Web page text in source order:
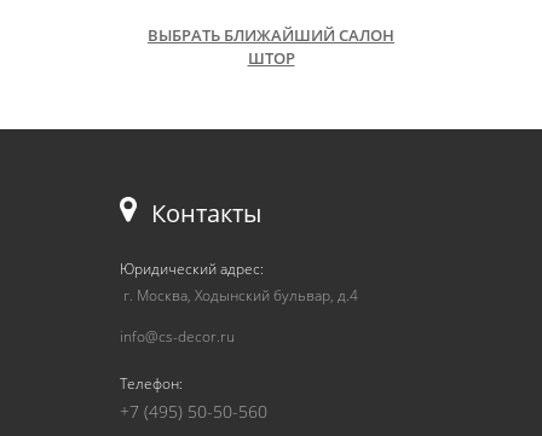
ВЫБРАТЬ БЛИЖАЙШИЙ САЛОН
ШТОР
Контакты
Юридический адрес:
г. Москва, Ходынский бульвар, д.4
info@cs-decor.ru
Телефон:
+7 (495) 50-50-560